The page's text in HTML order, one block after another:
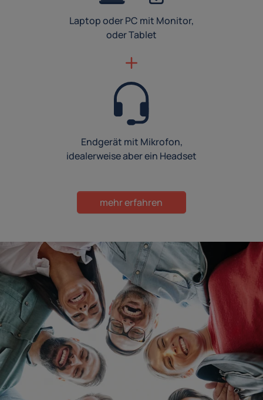
Laptop oder PC mit Monitor,
oder Tablet
Endgerät mit Mikrofon,
idealerweise aber ein Headset
mehr erfahren